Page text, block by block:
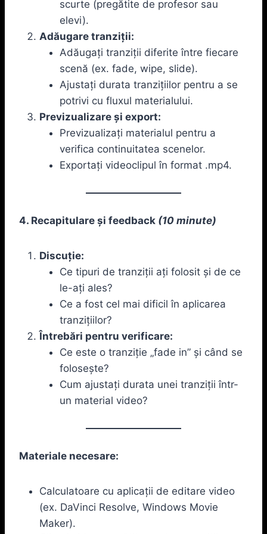
scurte (pregătite de profesor sau
elevi).
Adăugare tranziții:
Adăugați tranziții diferite între fiecare
scenă (ex. fade, wipe, slide).
Ajustați durata tranzițiilor pentru a se
potrivi cu fluxul materialului.
Previzualizare și export:
Previzualizați materialul pentru a
verifica continuitatea scenelor.
Exportați videoclipul în format .mp4.
4. Recapitulare și feedback (10 minute)
Discuție:
Ce tipuri de tranziții ați folosit și de ce
le-ați ales?
Ce a fost cel mai dificil în aplicarea
tranzițiilor?
Întrebări pentru verificare:
Ce este o tranziție „fade in” și când se
folosește?
Cum ajustați durata unei tranziții într-
un material video?
Materiale necesare:
Calculatoare cu aplicații de editare video
(ex. DaVinci Resolve, Windows Movie
Maker).